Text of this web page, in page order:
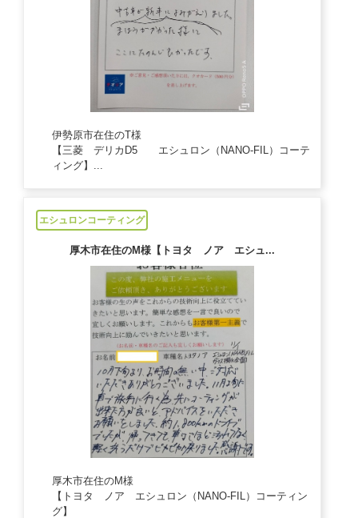
伊勢原市在住のT様
【三菱 デリカD5 エシュロン（NANO-FIL）コーテ
ィング】...
エシュロンコーティング
厚木市在住のM様【トヨタ ノア エシュ...
厚木市在住のM様
【トヨタ ノア エシュロン（NANO-FIL）コーティン
グ】